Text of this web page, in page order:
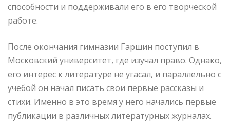
способности и поддерживали его в его творческой
работе.
После окончания гимназии Гаршин поступил в
Московский университет, где изучал право. Однако,
его интерес к литературе не угасал, и параллельно с
учебой он начал писать свои первые рассказы и
стихи. Именно в это время у него начались первые
публикации в различных литературных журналах.